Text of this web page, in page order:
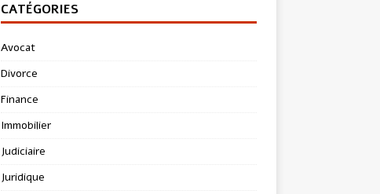
CATÉGORIES
Avocat
Divorce
Finance
Immobilier
Judiciaire
Juridique